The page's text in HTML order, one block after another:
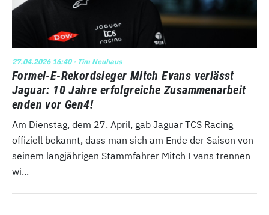
27.04.2026 16:40· Tim Neuhaus
Formel-E-Rekordsieger Mitch Evans verlässt
Jaguar: 10 Jahre erfolgreiche Zusammenarbeit
enden vor Gen4!
Am Dienstag, dem 27. April, gab Jaguar TCS Racing
offiziell bekannt, dass man sich am Ende der Saison von
seinem langjährigen Stammfahrer Mitch Evans trennen
wi...